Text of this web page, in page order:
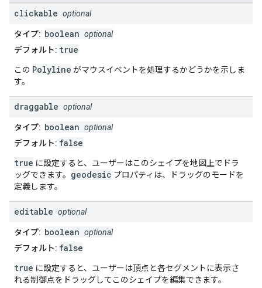
clickable optional
タイプ: boolean optional
デフォルト: true
この Polyline がマウスイベントを処理するかどうかを示しま
す。
draggable optional
タイプ: boolean optional
デフォルト: false
true に設定すると、ユーザーはこのシェイプを地図上でドラ
ッグできます。 geodesic プロパティは、ドラッグのモードを
定義します。
editable optional
タイプ: boolean optional
デフォルト: false
true に設定すると、ユーザーは頂点と各セグメントに表示さ
れる制御点をドラッグしてこのシェイプを編集できます。